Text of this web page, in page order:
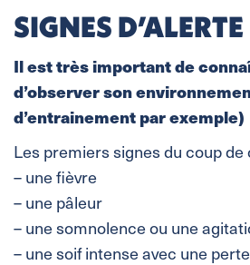
SIGNES D’ALERTE
Il est très important de
d’observer son
d’entrainement par exemple)
Les premiers signes du coup
– une fièvre
– une pâleur
– une somnolence ou une
– une soif intense avec une